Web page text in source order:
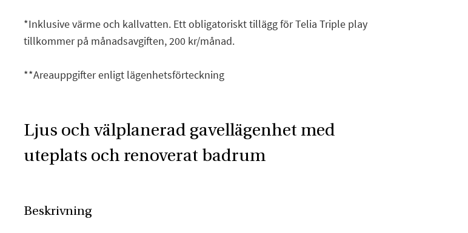
*Inklusive värme och kallvatten. Ett obligatoriskt tillägg för Telia Triple play
tillkommer på månadsavgiften, 200 kr/månad.
**Areauppgifter enligt lägenhetsförteckning
Ljus och välplanerad gavellägenhet med
uteplats och renoverat badrum
Beskrivning